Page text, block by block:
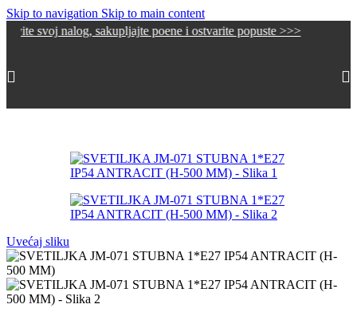
Skip to navigation Skip to main content
nalog, sakupljajte poene i ostvarite popuste >>>
Uvećaj sliku